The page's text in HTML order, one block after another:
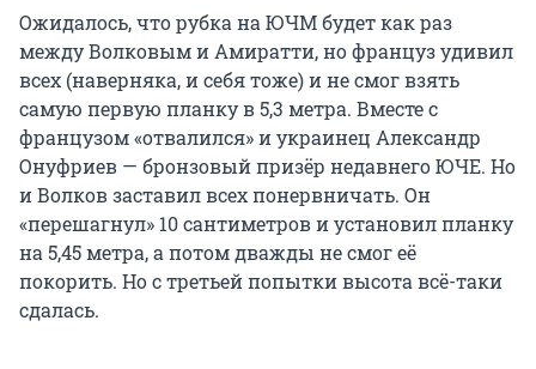
Ожидалось, что рубка на ЮЧМ будет как раз
между Волковым и Амиратти, но француз удивил
всех (наверняка, и себя тоже) и не смог взять
самую первую планку в 5,3 метра. Вместе с
французом «отвалился» и украинец Александр
Онуфриев — бронзовый призёр недавнего ЮЧЕ. Но
и Волков заставил всех понервничать. Он
«перешагнул» 10 сантиметров и установил планку
на 5,45 метра, а потом дважды не смог её
покорить. Но с третьей попытки высота всё-таки
сдалась.